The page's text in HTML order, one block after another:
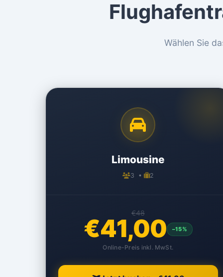
Wählen Sie
Limousine
3 • 2
€48
€41,00 –15%
Online-Preis inkl. MwSt.